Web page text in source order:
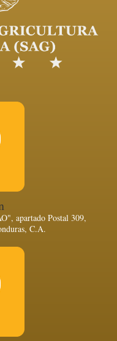
apartado Postal 309,
C.A.